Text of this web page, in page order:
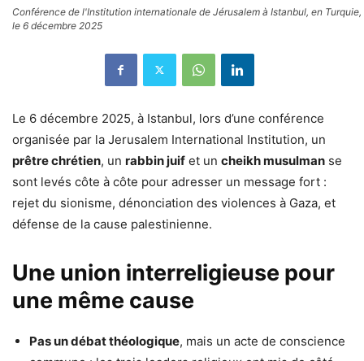
Conférence de l'Institution internationale de Jérusalem à Istanbul, en Turquie,
le 6 décembre 2025
Le 6 décembre 2025, à Istanbul, lors d’une conférence
organisée par la Jerusalem International Institution, un
prêtre chrétien, un rabbin juif et un cheikh musulman se
sont levés côte à côte pour adresser un message fort :
rejet du sionisme, dénonciation des violences à Gaza, et
défense de la cause palestinienne.
Une union interreligieuse pour
une même cause
Pas un débat théologique, mais un acte de conscience